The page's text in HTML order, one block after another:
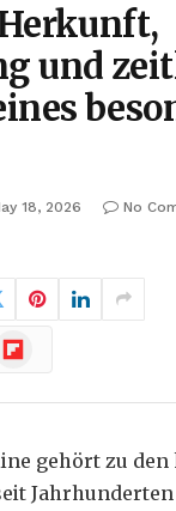
und
18, 2026
No
Flipboard
gehört zu